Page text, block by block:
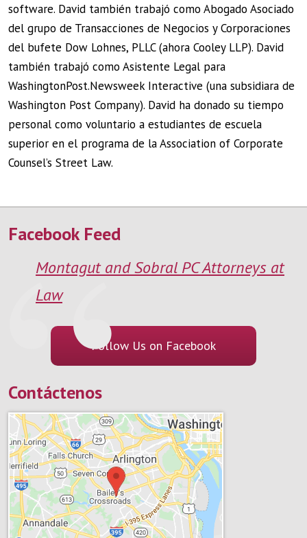
software. David también trabajó como Abogado Asociado
del grupo de Transacciones de Negocios y Corporaciones
del bufete Dow Lohnes, PLLC (ahora Cooley LLP). David
también trabajó como Asistente Legal para
WashingtonPost.Newsweek Interactive (una subsidiara de
Washington Post Company). David ha donado su tiempo
personal como voluntario a estudiantes de escuela
superior en el programa de la Association of Corporate
Counsel’s Street Law.
Facebook Feed
Montagut and Sobral PC Attorneys at
Law
Follow Us on Facebook
Contáctenos